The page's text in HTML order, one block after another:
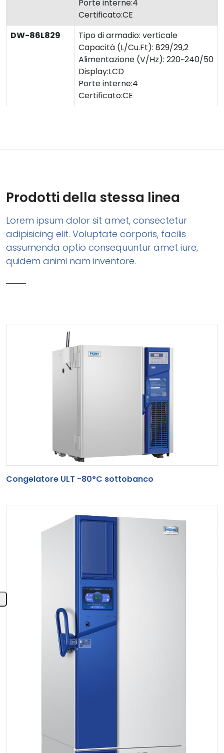
Porte interne:4
Certificato:CE
DW-86L829
Tipo di armadio: verticale
Capacità (L/Cu.Ft): 829/29,2
Alimentazione (V/Hz): 220~240/50
Display:LCD
Porte interne:4
Certificato:CE
Prodotti della stessa linea
Lorem ipsum dolor sit amet, consectetur
adipisicing elit. Voluptate corporis, facilis
assumenda optio consequuntur amet iure,
quidem animi nam inventore.
Congelatore ULT -80°C sottobanco